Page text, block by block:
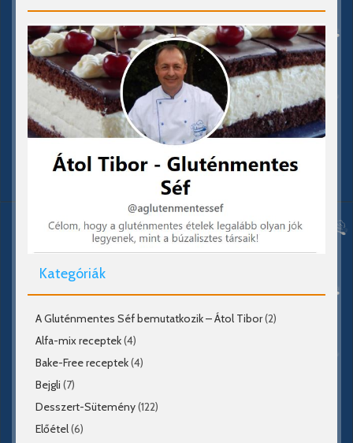
Kategóriák
A Gluténmentes Séf bemutatkozik – Átol Tibor(2)
Alfa-mix receptek(4)
Bake-Free receptek(4)
Bejgli (7)
Desszert-Sütemény(122)
Előétel(6)